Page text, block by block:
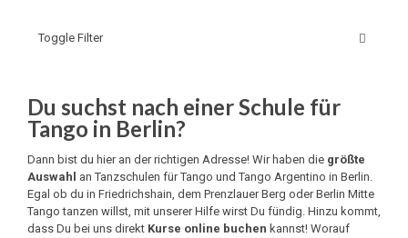
Toggle Filter
Du suchst nach einer Schule für
Tango in Berlin?
Dann bist du hier an der richtigen Adresse! Wir haben die größte
Auswahl an Tanzschulen für Tango und Tango Argentino in Berlin.
Egal ob du in Friedrichshain, dem Prenzlauer Berg oder Berlin Mitte
Tango tanzen willst, mit unserer Hilfe wirst Du fündig. Hinzu kommt,
dass Du bei uns direkt Kurse online buchen kannst! Worauf